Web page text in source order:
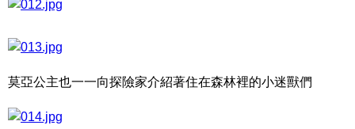
莫亞公主也一一向探險家介紹著住在森林裡的小迷獸們